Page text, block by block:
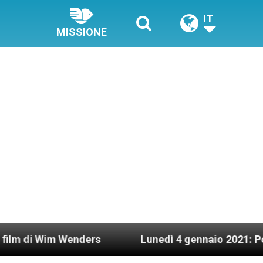
MISSIONE
IT
Lunedì 4 gennaio 2021: Possesso